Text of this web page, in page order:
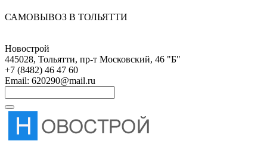
САМОВЫВОЗ В ТОЛЬЯТТИ
Новострой
445028, Тольятти, пр-т Московский, 46 "Б"
+7 (8482) 46 47 60
Email: 620290@mail.ru